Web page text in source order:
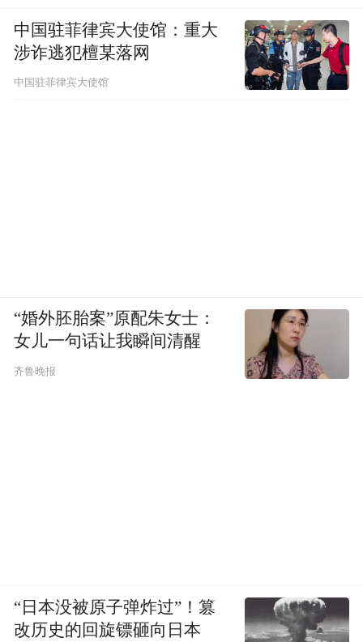
中国驻菲律宾大使馆：重大
涉诈逃犯檀某落网
中国驻菲律宾大使馆
“婚外胚胎案”原配朱女士：
女儿一句话让我瞬间清醒
齐鲁晚报
“日本没被原子弹炸过”！篡
改历史的回旋镖砸向日本